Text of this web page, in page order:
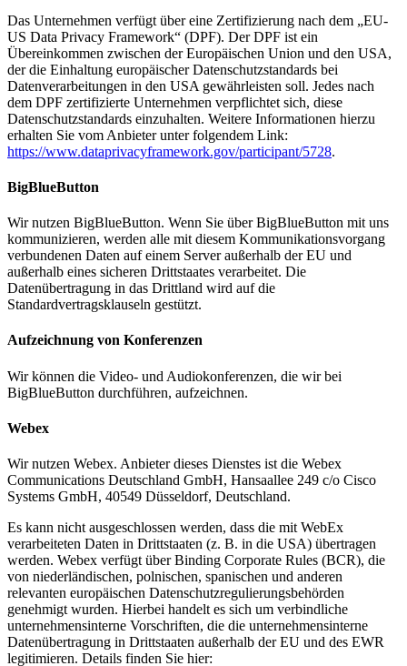
Das Unternehmen verfügt über eine Zertifizierung nach dem „EU-
US Data Privacy Framework“ (DPF). Der DPF ist ein
Übereinkommen zwischen der Europäischen Union und den USA,
der die Einhaltung europäischer Datenschutzstandards bei
Datenverarbeitungen in den USA gewährleisten soll. Jedes nach
dem DPF zertifizierte Unternehmen verpflichtet sich, diese
Datenschutzstandards einzuhalten. Weitere Informationen hierzu
erhalten Sie vom Anbieter unter folgendem Link:
https://www.dataprivacyframework.gov/participant/5728.
BigBlueButton
Wir nutzen BigBlueButton. Wenn Sie über BigBlueButton mit uns
kommunizieren, werden alle mit diesem Kommunikationsvorgang
verbundenen Daten auf einem Server außerhalb der EU und
außerhalb eines sicheren Drittstaates verarbeitet. Die
Datenübertragung in das Drittland wird auf die
Standardvertragsklauseln gestützt.
Aufzeichnung von Konferenzen
Wir können die Video- und Audiokonferenzen, die wir bei
BigBlueButton durchführen, aufzeichnen.
Webex
Wir nutzen Webex. Anbieter dieses Dienstes ist die Webex
Communications Deutschland GmbH, Hansaallee 249 c/o Cisco
Systems GmbH, 40549 Düsseldorf, Deutschland.
Es kann nicht ausgeschlossen werden, dass die mit WebEx
verarbeiteten Daten in Drittstaaten (z. B. in die USA) übertragen
werden. Webex verfügt über Binding Corporate Rules (BCR), die
von niederländischen, polnischen, spanischen und anderen
relevanten europäischen Datenschutzregulierungsbehörden
genehmigt wurden. Hierbei handelt es sich um verbindliche
unternehmensinterne Vorschriften, die die unternehmensinterne
Datenübertragung in Drittstaaten außerhalb der EU und des EWR
legitimieren. Details finden Sie hier: